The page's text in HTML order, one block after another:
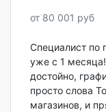
от 80 001 руб
Специалист по
уже с 1
достойно,
просто слова
магазинов, и